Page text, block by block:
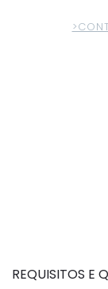
REQUISITOS E